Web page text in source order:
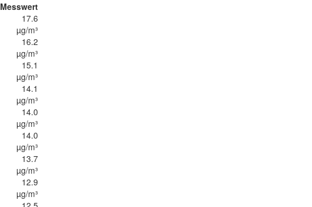
Messwert
17.6
µg/m³
16.2
µg/m³
15.1
µg/m³
14.1
µg/m³
14.0
µg/m³
14.0
µg/m³
13.7
µg/m³
12.9
µg/m³